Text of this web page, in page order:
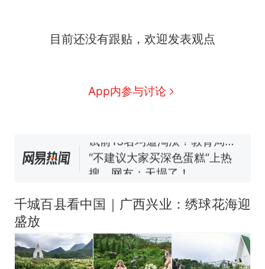
目前还没有跟贴，欢迎发表观点
App内参与讨论
交5060元才肯搬上楼！女子傻
空调24小时开着反而更省电？
已叫停招聘，成立调查组全面
核查
“不建议大家买深色蛋糕”上热
搜，网友：天塌了！
因老师一句“跟我回家”改写了
人生
千城百县看中国｜广西兴业：绣球花海迎
盛放